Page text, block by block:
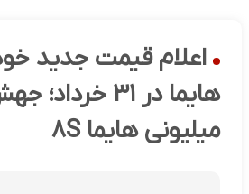
اعلام قیمت جدید
میلیونی هایما ۸S